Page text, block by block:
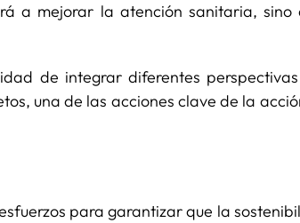
a mejorar la atención sanitaria,
de integrar diferentes
una de las acciones clave de la
para garantizar que la